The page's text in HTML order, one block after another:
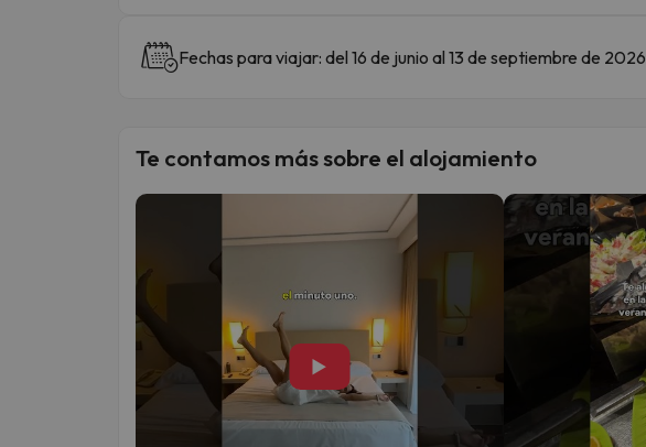
Fechas para viajar: del 16 de junio al 13 de septiembre de 2026
Te contamos más sobre el alojamiento
▶